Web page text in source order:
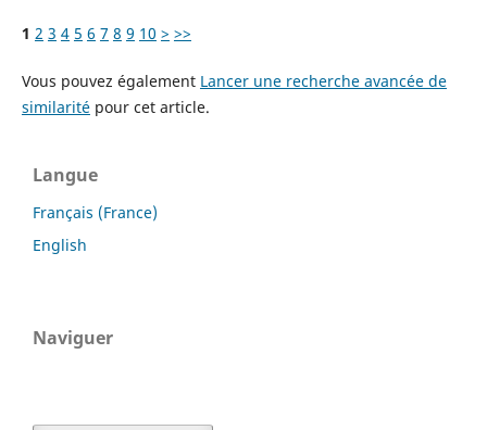
1 2 3 4 5 6 7 8 9 10 > >>
Vous pouvez également Lancer une recherche avancée de
similaritépour cet article.
Langue
Français (France)
English
Naviguer